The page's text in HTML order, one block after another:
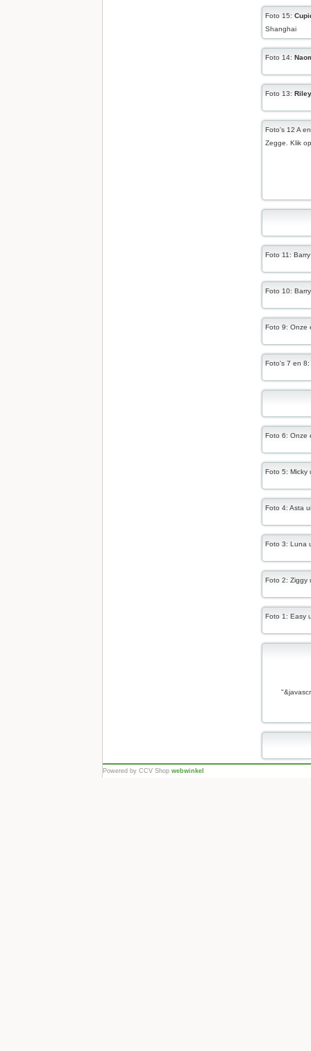
Foto 15:
Shanghai
Foto 14:
Foto 13: Riley
Foto's 12 A
Zegge. Klik
Foto 11:
Foto 10:
Foto 9: Onze
Foto's 7 en 8:
Foto 6: Onze
Foto 5: Micky
Foto 4: Asta
Foto 3: Luna
Foto 2: Ziggy
Foto 1: Easy
Powered by CCV Shop webwinkel